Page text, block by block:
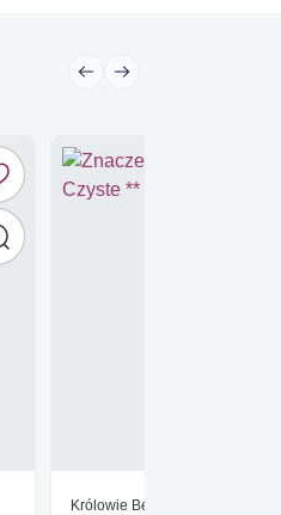
Królowie Belgijscy